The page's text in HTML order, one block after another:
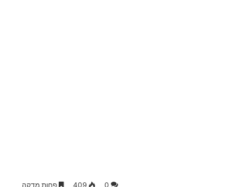
0
409 פחות מדקה